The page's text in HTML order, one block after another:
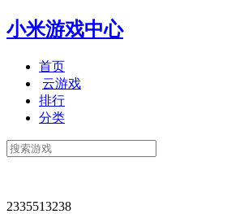
小米游戏中心
首页
云游戏
排行
分类
2335513238